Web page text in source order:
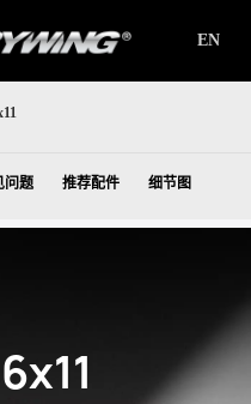
EN
问题 推荐配件 细节图